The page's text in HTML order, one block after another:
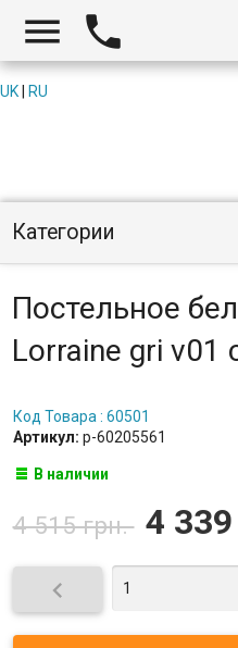
 
UK RU
Категории
Постельное
Lorraine gri v01
Код Товара : 60501
Артикул: p-60205561
В наличии
4 515 грн. 4
